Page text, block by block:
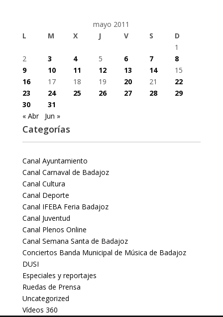
mayo 2011
L
M X J V S
D
1
2
3 4 5 6 7
8
9
10 11 12 13 14
15
16
17 18 19 20 21
22
23
24 25 26 27 28
29
30
31
« Abr
Jun »
Categorías
Canal Ayuntamiento
Canal Carnaval de Badajoz
Canal Cultura
Canal Deporte
Canal IFEBA Feria Badajoz
Canal Juventud
Canal Plenos Online
Canal Semana Santa de Badajoz
Conciertos Banda Municipal de Música de Badajoz
DUSI
Especiales y reportajes
Ruedas de Prensa
Uncategorized
Vídeos 360